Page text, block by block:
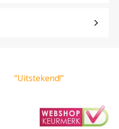
“Uitstekend!”